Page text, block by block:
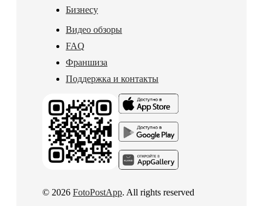
Бизнесу
Видео обзоры
FAQ
Франшиза
Поддержка и контакты
© 2026 FotoPostApp. All rights reserved